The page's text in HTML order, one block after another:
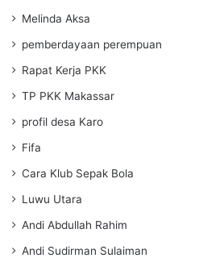
Melinda Aksa
pemberdayaan perempuan
Rapat Kerja PKK
TP PKK Makassar
profil desa Karo
Fifa
Cara Klub Sepak Bola
Luwu Utara
Andi Abdullah Rahim
Andi Sudirman Sulaiman